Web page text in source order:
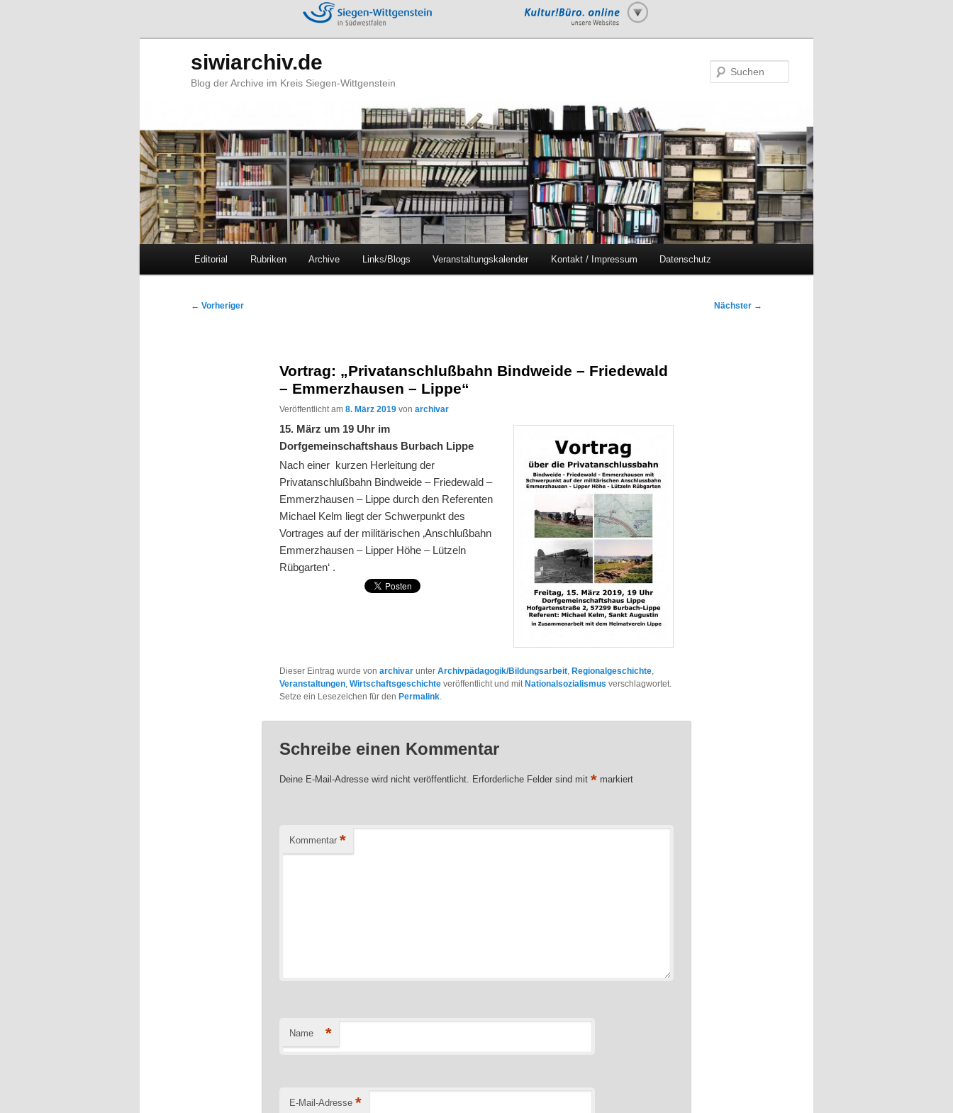
siwiarchiv.de
Blog der Archive im Kreis Siegen-Wittgenstein
Zum
Zum
Editorial Rubriken Archive Links/Blogs Veranstaltungskalender Kontakt / Impressum Datenschutz
Beitragsnavigation
← Vorheriger Nächster →
Vortrag: „Privatanschlußbahn Bindweide – Friedewald
– Emmerzhausen – Lippe“
Veröffentlicht am8. März 2019 vonarchivar
15. März um 19 Uhr im
Dorfgemeinschaftshaus Burbach Lippe
Nach einer kurzen Herleitung der
Privatanschlußbahn Bindweide – Friedewald –
Emmerzhausen – Lippe durch den Referenten
Michael Kelm liegt der Schwerpunkt des
Vortrages auf der militärischen ‚Anschlußbahn
Emmerzhausen – Lipper Höhe – Lützeln
Rübgarten‘ .
Dieser Eintrag wurde vonarchivar unterArchivpädagogik/Bildungsarbeit, Regionalgeschichte,
Veranstaltungen,Wirtschaftsgeschichte veröffentlicht und mit Nationalsozialismus verschlagwortet.
Setze ein Lesezeichen für den Permalink.
Schreibe einen Kommentar
Deine E-Mail-Adresse wird nicht veröffentlicht. Erforderliche Felder sind mit* markiert
Kommentar *
Name *
E-Mail-Adresse *